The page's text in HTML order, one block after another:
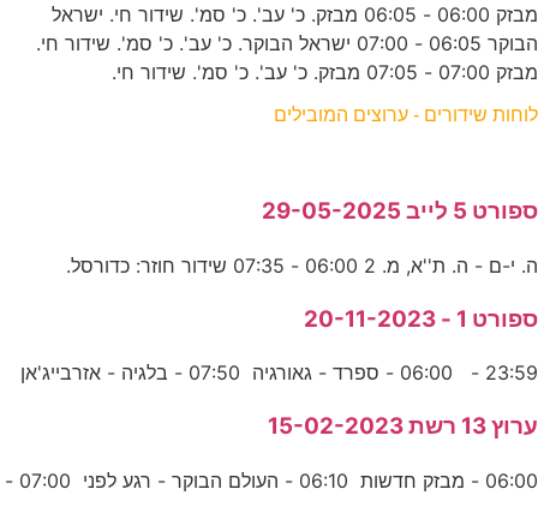
מבזק 06:00 - 06:05 מבזק. כ' עב'. כ' סמ'. שידור חי. ישראל
הבוקר 06:05 - 07:00 ישראל הבוקר. כ' עב'. כ' סמ'. שידור חי.
מבזק 07:00 - 07:05 מבזק. כ' עב'. כ' סמ'. שידור חי.
לוחות שידורים - ערוצים המובילים
ספורט 5 לייב 29-05-2025
ה. י-ם - ה. ת''א, מ. 2 06:00 - 07:35 שידור חוזר: כדורסל.
ספורט 1 - 20-11-2023
23:59 - 06:00 - ספרד - גאורגיה 07:50 - בלגיה - אזרבייג'אן
ערוץ 13 רשת 15-02-2023
06:00 - מבזק חדשות 06:10 - העולם הבוקר - רגע לפני 07:00 -